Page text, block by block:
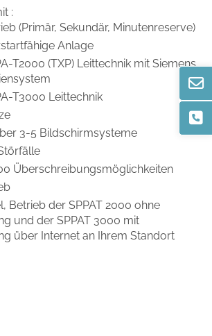
:
(Primär, Sekundär, Minutenreserve)
Anlage
T2000 (TXP) Leittechnik mit Siemens
T3000 Leittechnik
3-5 Bildschirmsysteme
Überschreibungsmöglichkeiten
Betrieb der SPPAT 2000 ohne
und der SPPAT 3000 mit
über Internet an Ihrem Standort